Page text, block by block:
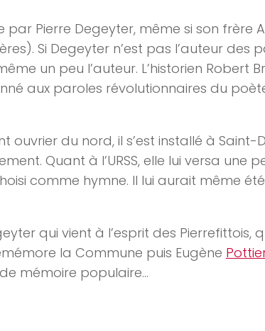
Pierre Degeyter, même si son frère
Si Degeyter n’est pas l’auteur des
un peu l’auteur. L’historien Robert
aux paroles révolutionnaires du
du nord, il s’est installé à Saint-
Quant à l’URSS, elle lui versa une
comme hymne. Il lui aurait même
qui vient à l’esprit des Pierrefittois,
la Commune puis Eugène
mémoire populaire…